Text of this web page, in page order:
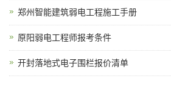
郑州智能建筑弱电工程施工手册
原阳弱电工程师报考条件
开封落地式电子围栏报价清单